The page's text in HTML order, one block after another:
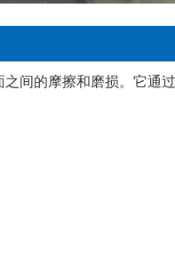
间的摩擦和磨损。它通